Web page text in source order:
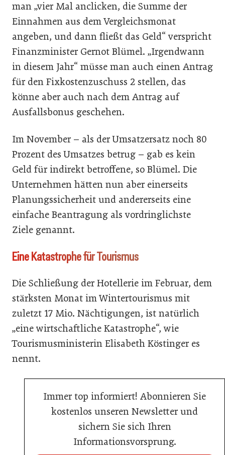
man „vier Mal anclicken, die Summe der
Einnahmen aus dem Vergleichsmonat
angeben, und dann fließt das Geld“ verspricht
Finanzminister Gernot Blümel. „Irgendwann
in diesem Jahr“ müsse man auch einen Antrag
für den Fixkostenzuschuss 2 stellen, das
könne aber auch nach dem Antrag auf
Ausfallsbonus geschehen.
Im November – als der Umsatzersatz noch 80
Prozent des Umsatzes betrug – gab es kein
Geld für indirekt betroffene, so Blümel. Die
Unternehmen hätten nun aber einerseits
Planungssicherheit und andererseits eine
einfache Beantragung als vordringlichste
Ziele genannt.
Eine Katastrophe für Tourismus
Die Schließung der Hotellerie im Februar, dem
stärksten Monat im Wintertourismus mit
zuletzt 17 Mio. Nächtigungen, ist natürlich
„eine wirtschaftliche Katastrophe“, wie
Tourismusministerin Elisabeth Köstinger es
nennt.
Immer top informiert! Abonnieren Sie
kostenlos unseren Newsletter und
sichern Sie sich Ihren
Informationsvorsprung.